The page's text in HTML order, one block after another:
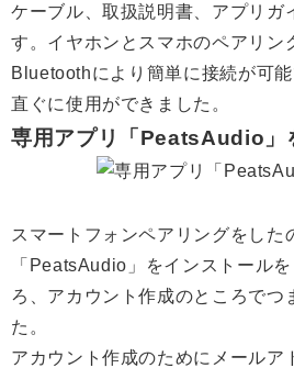
ケーブル、取扱説明書、アプリガ
す。イヤホンとスマホのペアリン
Bluetoothにより簡単に接続が可
直ぐに使用ができました。
専用アプリ「PeatsAudio」
スマートフォンペアリングをした
「PeatsAudio」をインストール
ろ、アカウント作成のところでつ
た。
アカウント作成のためにメールア